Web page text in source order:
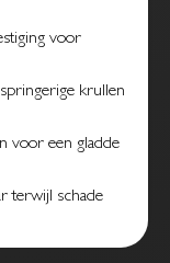
voor
krullen
voor een gladde
terwijl schade